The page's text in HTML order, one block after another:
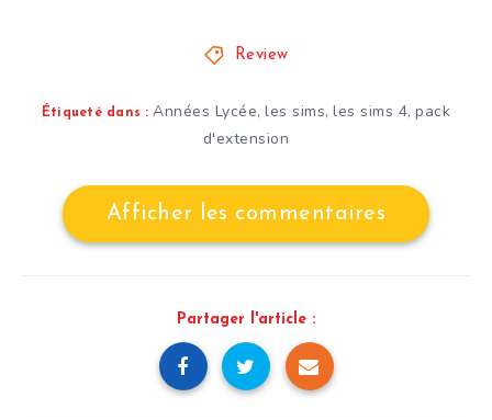
Review
Étiqueté dans : Années Lycée,les sims,les sims 4,pack
d'extension
Afficher les commentaires
Partager l'article :